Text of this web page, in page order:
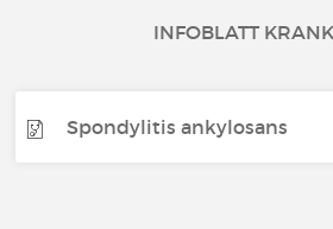
INFOBLATT
Spondylitis ankylosans